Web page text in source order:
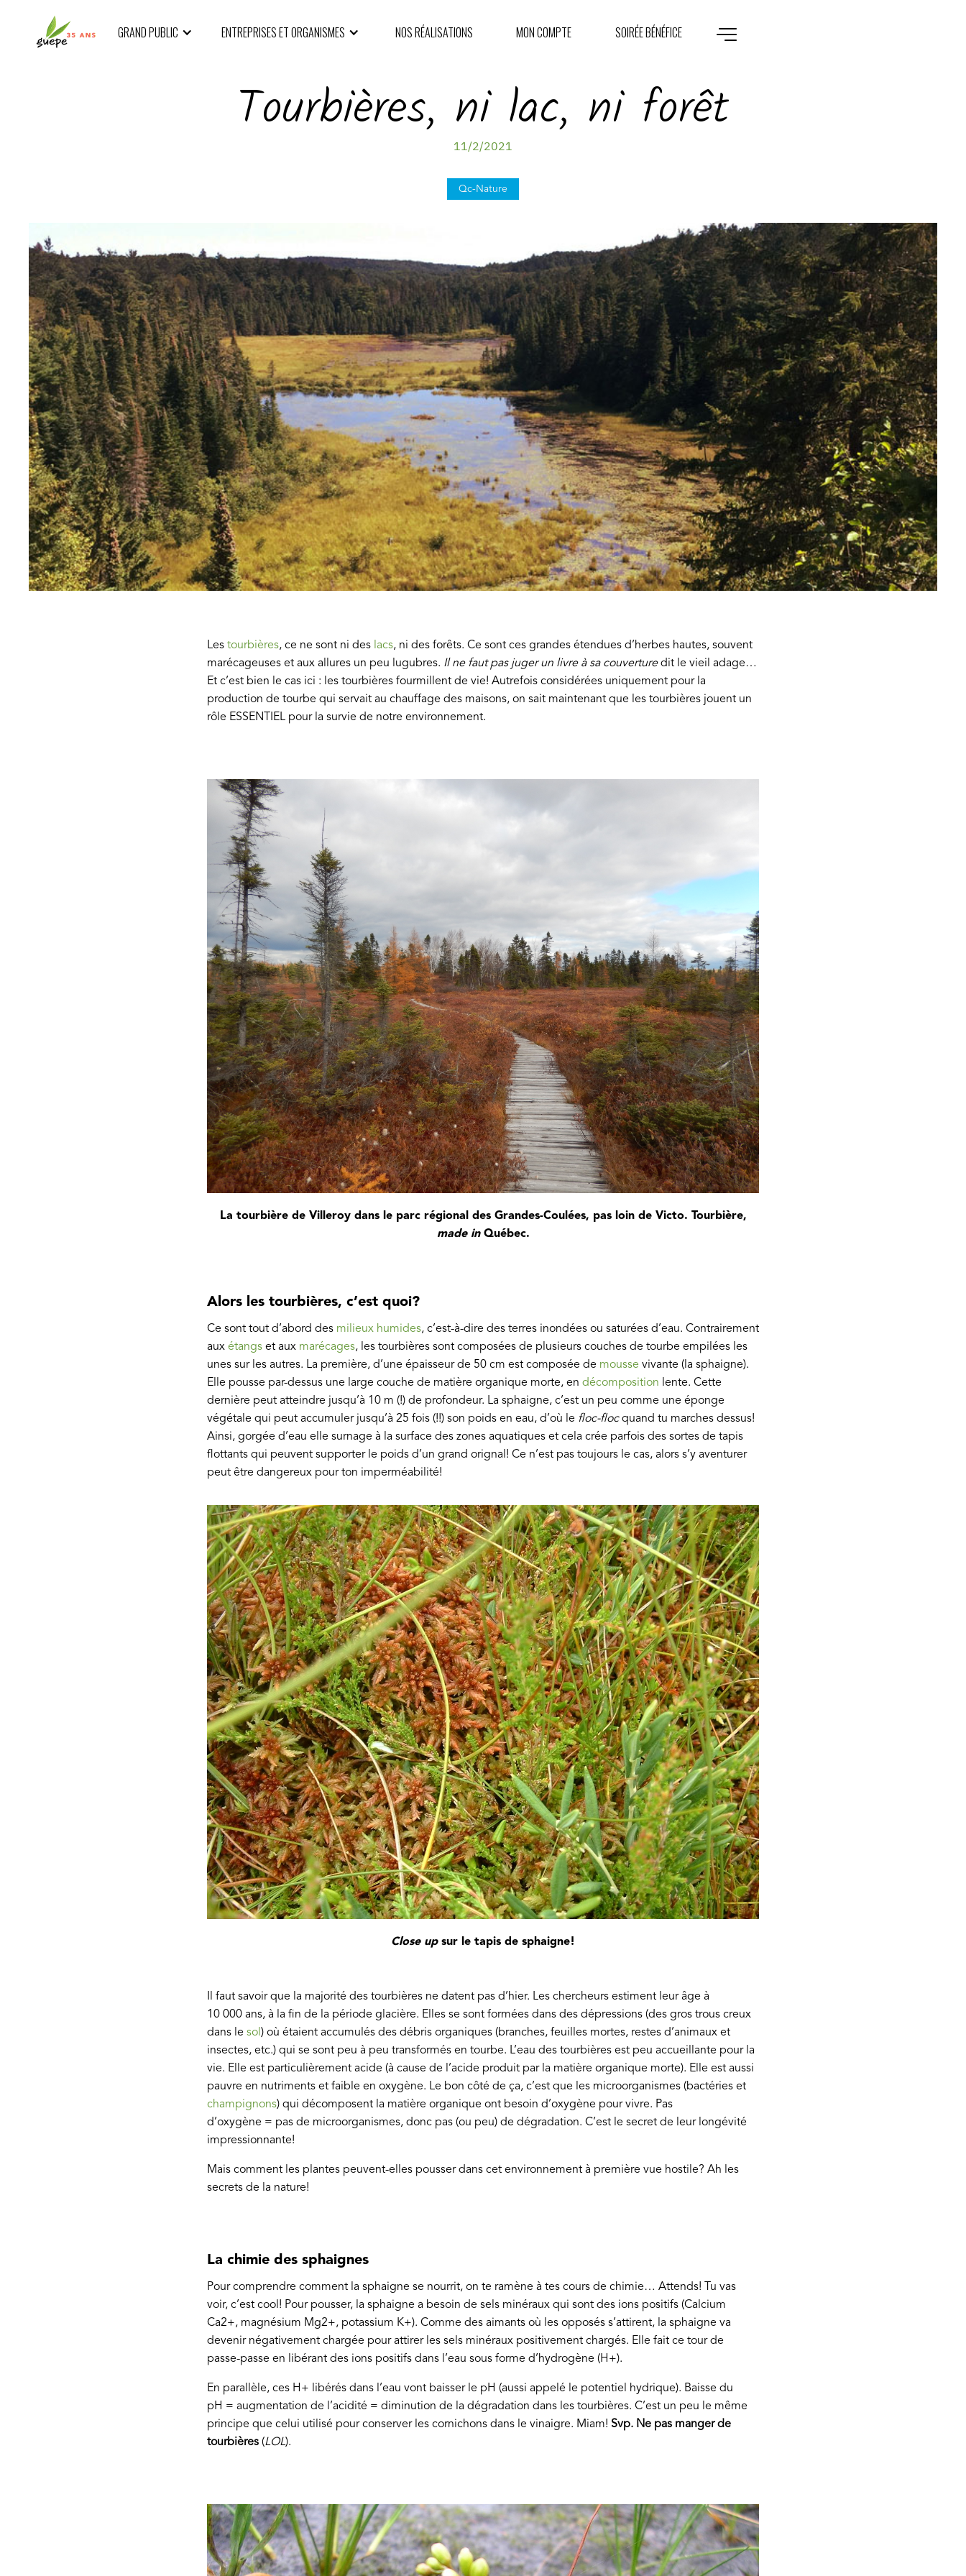
GRAND PUBLIC ENTREPRISES ET ORGANISMES NOS RÉALISATIONS MON COMPTE SOIRÉE BÉNÉFICE
Tourbières, ni lac, ni forêt
11/2/2021
Qc-Nature
Les tourbières, ce ne sont ni des lacs, ni des forêts. Ce sont ces grandes étendues d’herbes hautes, souvent
marécageuses et aux allures un peu lugubres. Il ne faut pas juger un livre à sa couverturedit le vieil adage…
Et c’est bien le cas ici : les tourbières fourmillent de vie! Autrefois considérées uniquement pour la
production de tourbe qui servait au chauffage des maisons, on sait maintenant que les tourbières jouent un
rôle ESSENTIEL pour la survie de notre environnement.
La tourbière de Villeroy dans le parc régional des Grandes-Coulées, pas loin de Victo. Tourbière,
made inQuébec.
Alors les tourbières, c’est quoi?
Ce sont tout d’abord des milieux humides, c’est-à-dire des terres inondées ou saturées d’eau. Contrairement
aux étangs et aux marécages, les tourbières sont composées de plusieurs couches de tourbe empilées les
unes sur les autres. La première, d’une épaisseur de 50 cm est composée de mousse vivante (la sphaigne).
Elle pousse par-dessus une large couche de matière organique morte, en décomposition lente. Cette
dernière peut atteindre jusqu’à 10 m (!) de profondeur. La sphaigne, c’est un peu comme une éponge
végétale qui peut accumuler jusqu’à 25 fois (!!) son poids en eau, d’où le floc-flocquand tu marches dessus!
Ainsi, gorgée d’eau elle surnage à la surface des zones aquatiques et cela crée parfois des sortes de tapis
flottants qui peuvent supporter le poids d’un grand orignal! Ce n’est pas toujours le cas, alors s’y aventurer
peut être dangereux pour ton imperméabilité!
Close upsur le tapis de sphaigne!
Il faut savoir que la majorité des tourbières ne datent pas d’hier. Les chercheurs estiment leur âge à
10 000 ans, à la fin de la période glacière. Elles se sont formées dans des dépressions (des gros trous creux
dans le sol ) où étaient accumulés des débris organiques (branches, feuilles mortes, restes d’animaux et
insectes, etc.) qui se sont peu à peu transformés en tourbe. L’eau des tourbières est peu accueillante pour la
vie. Elle est particulièrement acide (à cause de l’acide produit par la matière organique morte). Elle est aussi
pauvre en nutriments et faible en oxygène. Le bon côté de ça, c’est que les microorganismes (bactéries et
champignons) qui décomposent la matière organique ont besoin d’oxygène pour vivre. Pas
d’oxygène = pas de microorganismes, donc pas (ou peu) de dégradation. C’est le secret de leur longévité
impressionnante!
Mais comment les plantes peuvent-elles pousser dans cet environnement à première vue hostile? Ah les
secrets de la nature!
La chimie des sphaignes
Pour comprendre comment la sphaigne se nourrit, on te ramène à tes cours de chimie… Attends! Tu vas
voir, c’est cool! Pour pousser, la sphaigne a besoin de sels minéraux qui sont des ions positifs (Calcium
Ca2+, magnésium Mg2+, potassium K+). Comme des aimants où les opposés s’attirent, la sphaigne va
devenir négativement chargée pour attirer les sels minéraux positivement chargés. Elle fait ce tour de
passe-passe en libérant des ions positifs dans l’eau sous forme d’hydrogène (H+).
En parallèle, ces H+ libérés dans l’eau vont baisser le pH (aussi appelé le potentiel hydrique). Baisse du
pH = augmentation de l’acidité = diminution de la dégradation dans les tourbières. C’est un peu le même
principe que celui utilisé pour conserver les cornichons dans le vinaigre. Miam! Svp. Ne pas manger de
tourbières (LOL).